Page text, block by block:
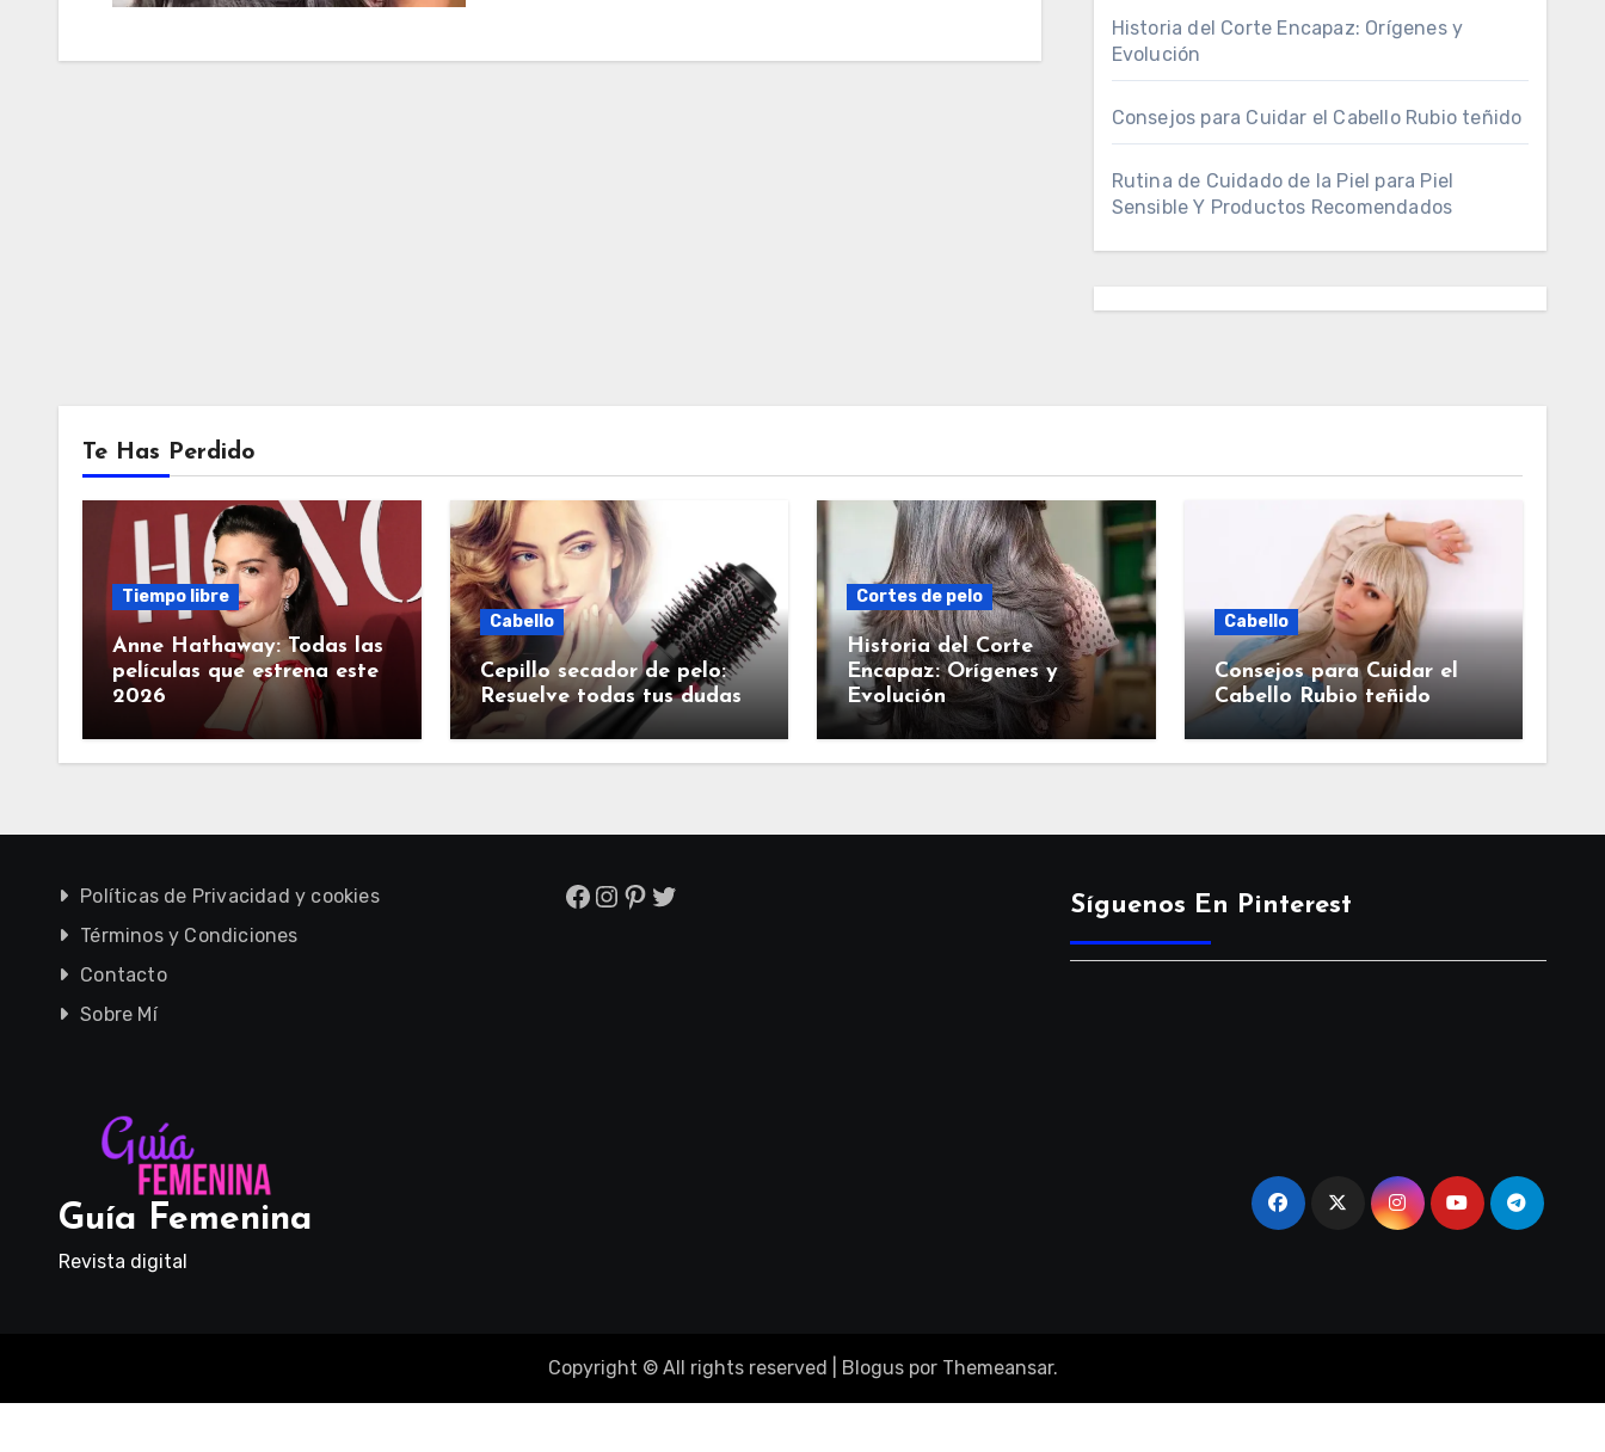
Historia del Corte Encapaz: Orígenes y
Evolución
Consejos para Cuidar el Cabello Rubio teñido
Rutina de Cuidado de la Piel para Piel
Sensible Y Productos Recomendados
Te Has Perdido
Tiempo libre
Anne Hathaway: Todas las
películas que estrena este
2026
Cabello
Cepillo secador de pelo:
Resuelve todas tus dudas
Cortes de pelo
Historia del Corte
Encapaz: Orígenes y
Evolución
Cabello
Consejos para Cuidar el
Cabello Rubio teñido
Políticas de Privacidad y cookies
Términos y Condiciones
Contacto
Sobre Mí
Facebook
Instagram
Pinterest
Twitter Síguenos En Pinterest
Guía Femenina
Revista digital
Copyright © All rights reserved Bloguspor Themeansar.